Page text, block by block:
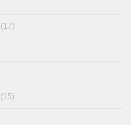
(17)
(15)